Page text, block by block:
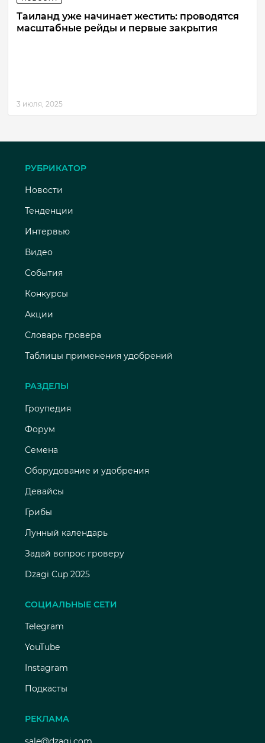
Таиланд уже начинает жестить: проводятся
масштабные рейды и первые закрытия
3 июля, 2025
РУБРИКАТОР
Новости
Тенденции
Интервью
Видео
События
Конкурсы
Акции
Словарь гровера
Таблицы применения удобрений
РАЗДЕЛЫ
Гроупедия
Форум
Семена
Оборудование и удобрения
Девайсы
Грибы
Лунный календарь
Задай вопрос гроверу
Dzagi Cup 2025
СОЦИАЛЬНЫЕ СЕТИ
Telegram
YouTube
Instagram
Подкасты
РЕКЛАМА